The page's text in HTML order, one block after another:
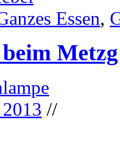
Essen,
//